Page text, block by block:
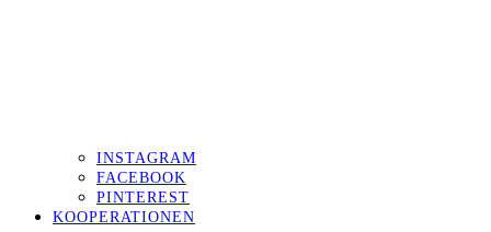
INSTAGRAM
FACEBOOK
PINTEREST
KOOPERATIONEN